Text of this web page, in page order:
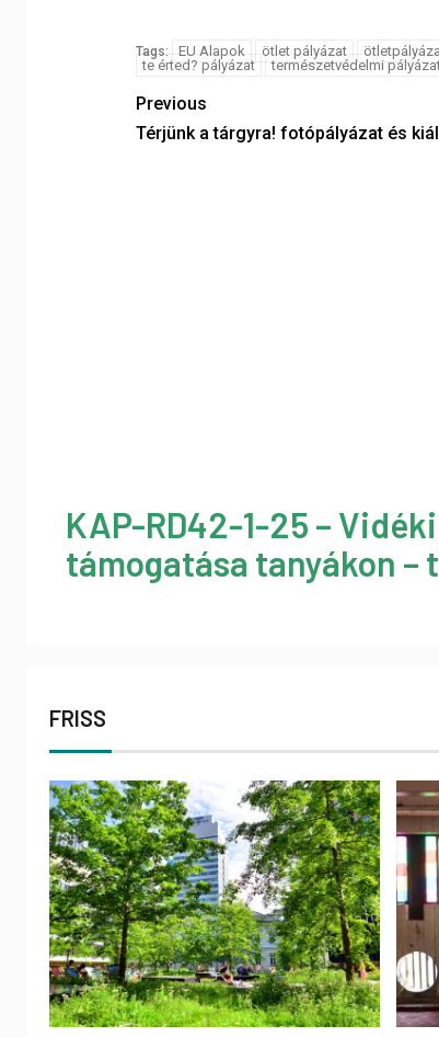
Tags: EU Alapok ötlet pályázat
te érted? pályázat
természetvédelmi
Previous
Térjünk a tárgyra! fotópályázat és
KAP-RD42-1-25 –
támogatása tanyákon
FRISS